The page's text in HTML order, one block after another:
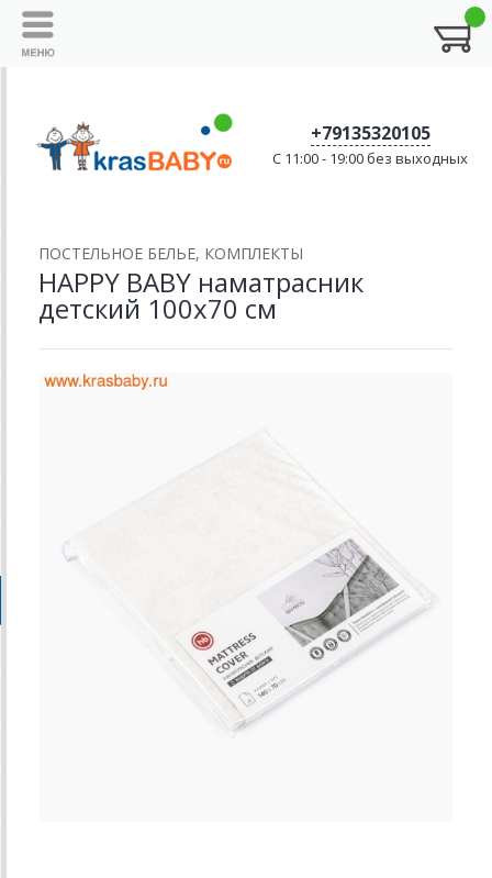
+79135320105
C 11:00 - 19:00 без выходных
ПОСТЕЛЬНОЕ БЕЛЬЕ, КОМПЛЕКТЫ
HAPPY BABY наматрасник
детский 100х70 см